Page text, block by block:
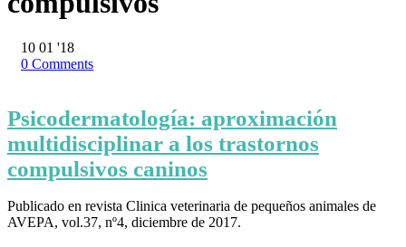
10 01 '18
0 Comments
Psicodermatología: aproximación
multidisciplinar a los trastornos
compulsivos caninos
Publicado en revista Clinica veterinaria de pequeños animales de
AVEPA, vol.37, nº4, diciembre de 2017.